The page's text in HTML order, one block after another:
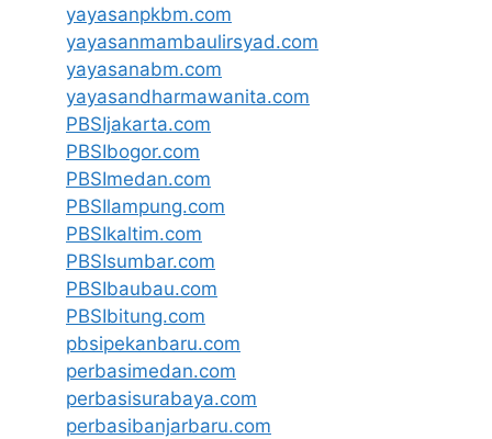
yayasanpkbm.com
yayasanmambaulirsyad.com
yayasanabm.com
yayasandharmawanita.com
PBSIjakarta.com
PBSIbogor.com
PBSImedan.com
PBSIlampung.com
PBSIkaltim.com
PBSIsumbar.com
PBSIbaubau.com
PBSIbitung.com
pbsipekanbaru.com
perbasimedan.com
perbasisurabaya.com
perbasibanjarbaru.com